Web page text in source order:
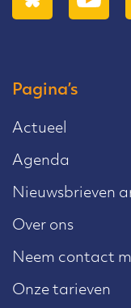
De
Kracht
Les 23
brief van
blijft in de
Les 25
Pagina’s
Actueel
Agenda
Nieuwsbrieven
Over ons
Neem contact
Onze tarieven